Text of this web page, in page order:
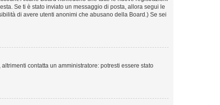
Se ti è stato inviato un messaggio di posta, allora segui le
di avere utenti anonimi che abusano della Board.) Se sei
contatta un amministratore: potresti essere stato